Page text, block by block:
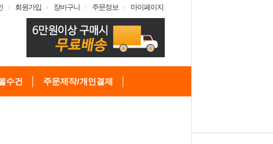
회원가입 장바구니 주문정보 마이페이지
수건 주문제작/개인결제